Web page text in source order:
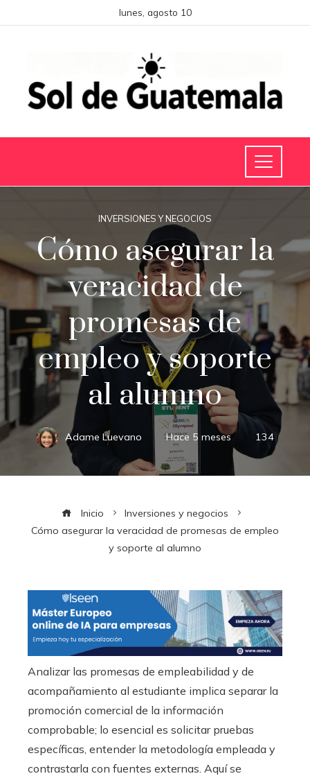
lunes, agosto 10
INVERSIONES Y NEGOCIOS
Cómo asegurar la
veracidad de
promesas de
empleo y soporte
al alumno
Adame Luevano Hace 5 meses 134
Inicio
Inversiones y negocios
Cómo asegurar la veracidad de promesas de empleo
y soporte al alumno
Analizar las promesas de empleabilidad y de
acompañamiento al estudiante implica separar la
promoción comercial de la información
comprobable; lo esencial es solicitar pruebas
específicas, entender la metodología empleada y
contrastarla con fuentes externas. Aquí se